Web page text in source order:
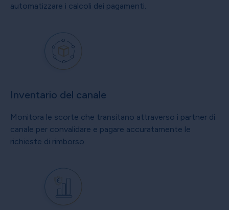
automatizzare i calcoli dei pagamenti.
Inventario del canale
Monitora le scorte che transitano attraverso i partner di
canale per convalidare e pagare accuratamente le
richieste di rimborso.